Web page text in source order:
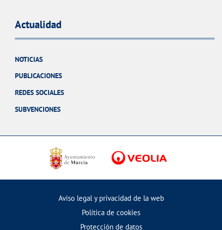
Actualidad
NOTICIAS
PUBLICACIONES
REDES SOCIALES
SUBVENCIONES
Aviso legal y privacidad de la web
Política de cookies
Protección de datos